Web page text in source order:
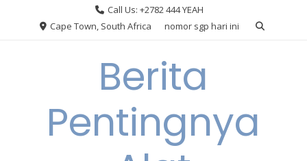
Call Us: +2782 444 YEAH
Cape Town, South Africa
nomor sgp hari ini
Berita
Pentingnya